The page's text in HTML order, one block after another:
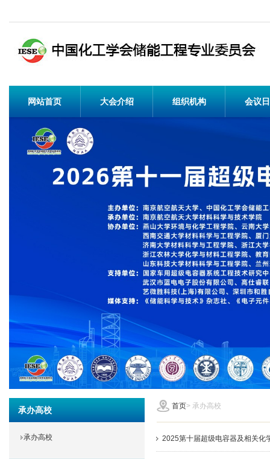
网站首页 大会介绍 组织机构 会议
首页> 承办高校
承办高校
承办高校 2025第十届超级电容器及相关化